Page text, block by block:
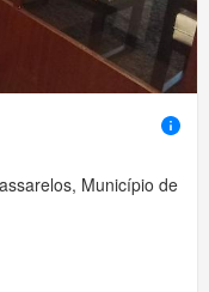
Município de